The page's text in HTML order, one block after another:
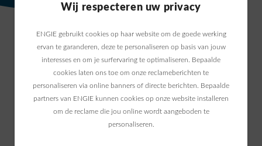
Onmisbaar: uw 4-delige gids over
de energiemarkt
Ontvang hem gratis en
vrijblijvend in uw mailbox
Wij respecteren uw privacy
ENGIE gebruikt cookies op haar website om de goede werking
ervan te garanderen, deze te personaliseren op basis van jouw
interesses en om je surfervaring te optimaliseren. Bepaalde
cookies laten ons toe om onze reclameberichten te
personaliseren via online banners of directe berichten. Bepaalde
partners van ENGIE kunnen cookies op onze website installeren
om de reclame die jou online wordt aangeboden te
personaliseren.